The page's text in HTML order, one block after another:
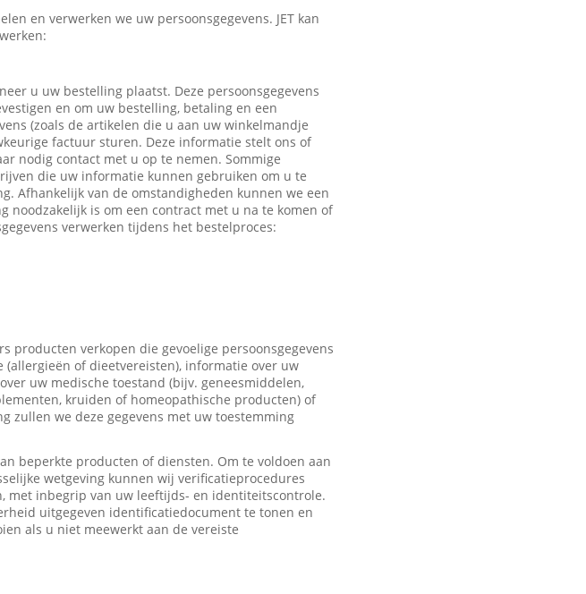
en verwerken we uw persoonsgegevens. JET kan
u uw bestelling plaatst. Deze persoonsgegevens
en om uw bestelling, betaling en een
(zoals de artikelen die u aan uw winkelmandje
factuur sturen. Deze informatie stelt ons of
nodig contact met u op te nemen. Sommige
die uw informatie kunnen gebruiken om u te
Afhankelijk van de omstandigheden kunnen we een
noodzakelijk is om een contract met u na te komen of
verwerken tijdens het bestelproces:
producten verkopen die gevoelige persoonsgegevens
of dieetvereisten), informatie over uw
uw medische toestand (bijv. geneesmiddelen,
kruiden of homeopathische producten) of
zullen we deze gegevens met uw toestemming
beperkte producten of diensten. Om te voldoen aan
wetgeving kunnen wij verificatieprocedures
met inbegrip van uw leeftijds- en identiteitscontrole.
uitgegeven identificatiedocument te tonen en
als u niet meewerkt aan de vereiste